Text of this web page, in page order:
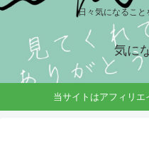
日々気になること
気に
当サイトはアフィリエ